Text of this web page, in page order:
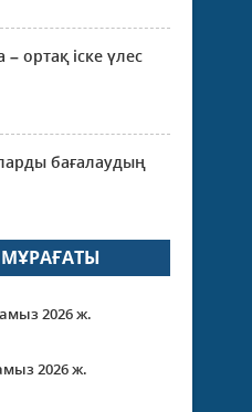
ортақ іске үлес
бағалаудың
МҰРАҒАТЫ
2026 ж.
2026 ж.